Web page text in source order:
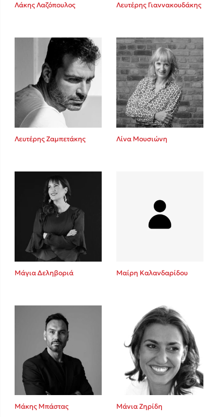
Λάκης Λαζόπουλος Λευτέρης Γιαννακουδάκης
Λευτέρης Ζαμπετάκης Λίνα Μουσιώνη
Μάγια Δεληβοριά Μαίρη Καλανδαρίδου
Μάκης Μπάστας Μάνια Ζηρίδη